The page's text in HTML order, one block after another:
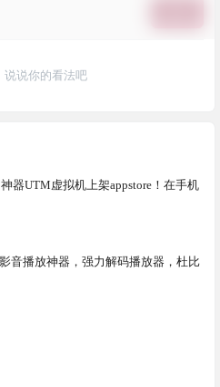
说说你的看法吧
器UTM虚拟机上架appstore！在手机
音播放神器，强力解码播放器，杜比